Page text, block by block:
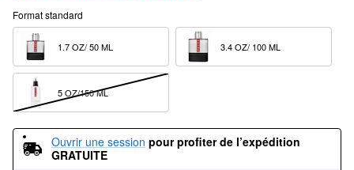
Format standard
5 OZ/150 ML
Ouvrir une session pour profiter de l’expédition
GRATUITE